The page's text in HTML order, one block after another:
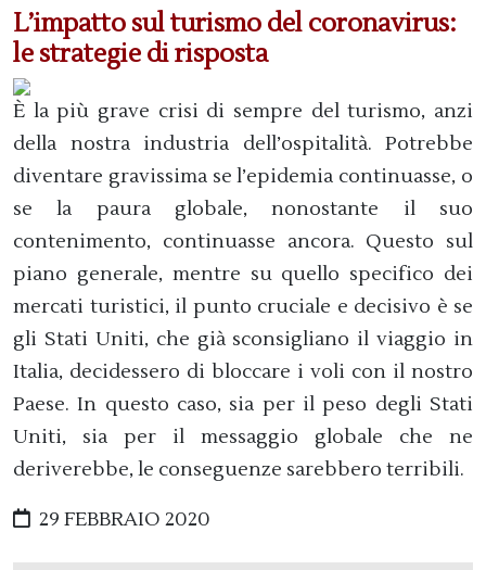
L’impatto sul turismo del coronavirus:
le strategie di risposta
È la più grave crisi di sempre del turismo, anzi
della nostra industria dell’ospitalità. Potrebbe
diventare gravissima se l’epidemia continuasse, o
se la paura globale, nonostante il suo
contenimento, continuasse ancora. Questo sul
piano generale, mentre su quello specifico dei
mercati turistici, il punto cruciale e decisivo è se
gli Stati Uniti, che già sconsigliano il viaggio in
Italia, decidessero di bloccare i voli con il nostro
Paese. In questo caso, sia per il peso degli Stati
Uniti, sia per il messaggio globale che ne
deriverebbe, le conseguenze sarebbero terribili.
29 FEBBRAIO 2020